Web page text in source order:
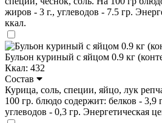
жиров - 3 г., углеводов - 7.5 гр.
ккал.
Бульон куриный с яйцом 0.9 кг
Ккал: 432
Состав
Курица, соль, специи, яйцо, лук
100 гр. блюдо содержит: белков - 3,9
углеводов - 0,3 гр. Энергетическая